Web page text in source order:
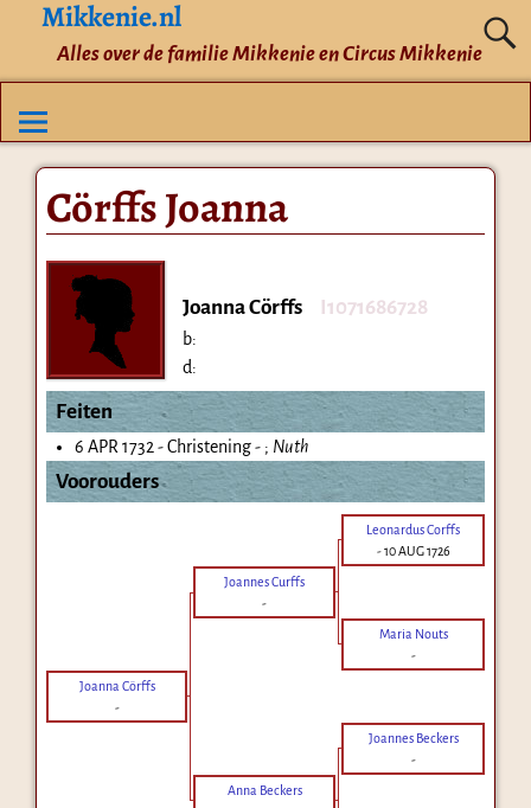
Mikkenie.nl
Alles over de familie Mikkenie en Circus Mikkenie
Cörffs Joanna
Joanna Cörffs I1071686728
b:
d:
Feiten
6 APR 1732 - Christening - ; Nuth
Voorouders
Leonardus Corffs
-10 AUG 1726
Joannes Curffs
-
Maria Nouts
-
Joanna Cörffs
-
Joannes Beckers
-
Anna Beckers